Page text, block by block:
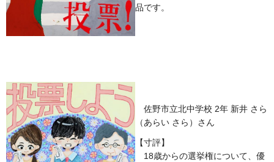
品です。
佐野市立北中学校 2年 新井 さら
（あらい さら）さん
【寸評】
18歳からの選挙権について、優